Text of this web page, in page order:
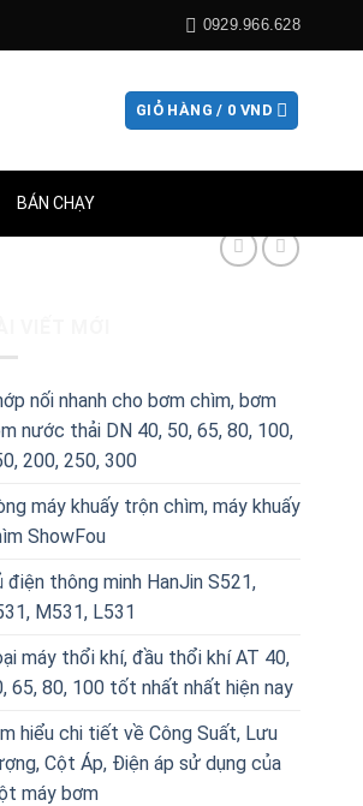
0929.966.628
GIỎ HÀNG / 0 VND
BÁN CHẠY
nối nhanh cho bơm chìm, bơm
nước thải DN 40, 50, 65, 80, 100,
200, 250, 300
máy khuấy trộn chìm, máy khuấy
ShowFou
điện thông minh HanJin S521,
M531, L531
máy thổi khí, đầu thổi khí AT 40,
65, 80, 100 tốt nhất nhất hiện nay
hiểu chi tiết về Công Suất, Lưu
Cột Áp, Điện áp sử dụng của
máy bơm